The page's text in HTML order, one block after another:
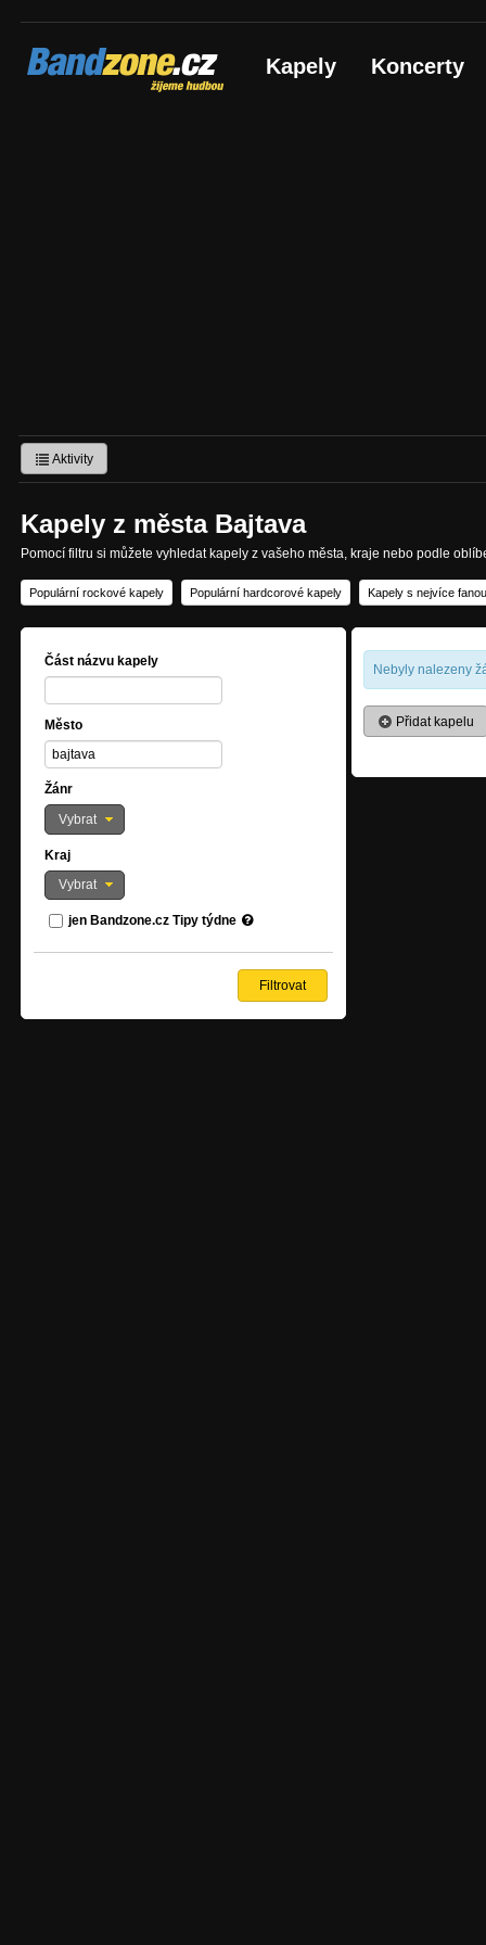
Bandzone.cz
žijeme hudbou Kapely Koncerty
Aktivity
Kapely z města Bajtava
Pomocí filtru si můžete vyhledat kapely z vašeho města, kraje nebo podle
Populární rockové kapely Populární hardcorové kapely Kapely s nejvíce
Část názvu kapely
Město
Žánr
Vybrat
Kraj
Vybrat
jen Bandzone.cz Tipy týdne
Nebyly nalezeny
Přidat kapelu